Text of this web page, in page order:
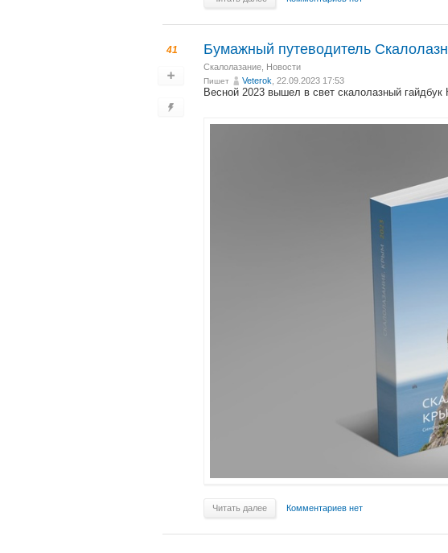
41 Бумажный путеводитель
Скалолазание Новости
Пишет Veterok , 22.09.2023 17:53
Весной 2023 вышел в свет скалолазный гайдбук
Читать далее Комментариев нет